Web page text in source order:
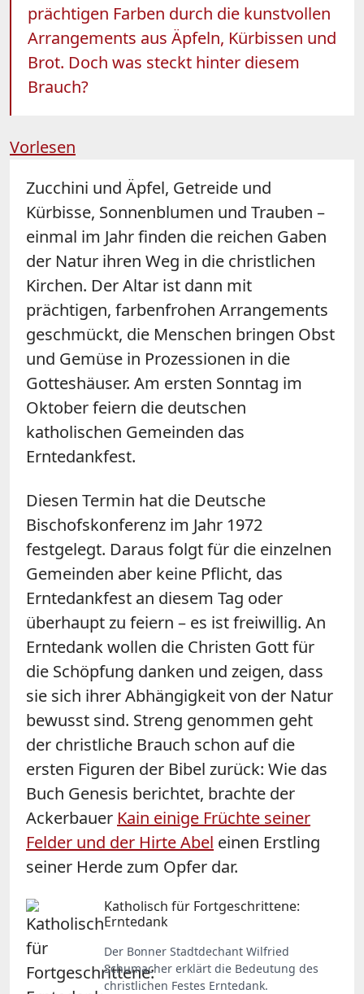
prächtigen Farben durch die kunstvollen
Arrangements aus Äpfeln, Kürbissen und
Brot. Doch was steckt hinter diesem
Brauch?
Vorlesen
Zucchini und Äpfel, Getreide und
Kürbisse, Sonnenblumen und Trauben –
einmal im Jahr finden die reichen Gaben
der Natur ihren Weg in die christlichen
Kirchen. Der Altar ist dann mit
prächtigen, farbenfrohen Arrangements
geschmückt, die Menschen bringen Obst
und Gemüse in Prozessionen in die
Gotteshäuser. Am ersten Sonntag im
Oktober feiern die deutschen
katholischen Gemeinden das
Erntedankfest.
Diesen Termin hat die Deutsche
Bischofskonferenz im Jahr 1972
festgelegt. Daraus folgt für die einzelnen
Gemeinden aber keine Pflicht, das
Erntedankfest an diesem Tag oder
überhaupt zu feiern – es ist freiwillig. An
Erntedank wollen die Christen Gott für
die Schöpfung danken und zeigen, dass
sie sich ihrer Abhängigkeit von der Natur
bewusst sind. Streng genommen geht
der christliche Brauch schon auf die
ersten Figuren der Bibel zurück: Wie das
Buch Genesis berichtet, brachte der
Ackerbauer Kain einige Früchte seiner
Felder und der Hirte Abel einen Erstling
seiner Herde zum Opfer dar.
Katholisch für Fortgeschrittene:
Erntedank
Der Bonner Stadtdechant Wilfried
Schumacher erklärt die Bedeutung des
christlichen Festes Erntedank.